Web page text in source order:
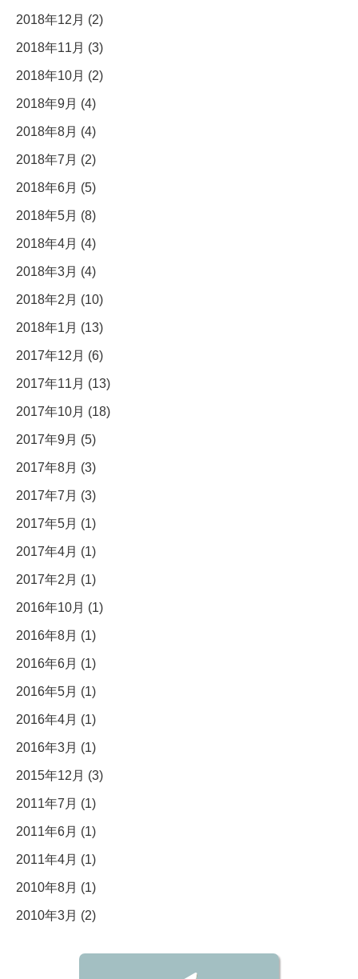
2018年12月 (2)
2018年11月 (3)
2018年10月 (2)
2018年9月 (4)
2018年8月 (4)
2018年7月 (2)
2018年6月 (5)
2018年5月 (8)
2018年4月 (4)
2018年3月 (4)
2018年2月 (10)
2018年1月 (13)
2017年12月 (6)
2017年11月 (13)
2017年10月 (18)
2017年9月 (5)
2017年8月 (3)
2017年7月 (3)
2017年5月 (1)
2017年4月 (1)
2017年2月 (1)
2016年10月 (1)
2016年8月 (1)
2016年6月 (1)
2016年5月 (1)
2016年4月 (1)
2016年3月 (1)
2015年12月 (3)
2011年7月 (1)
2011年6月 (1)
2011年4月 (1)
2010年8月 (1)
2010年3月 (2)